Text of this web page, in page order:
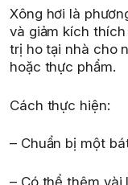
Xông hơi là
và giảm kích
trị ho tại nhà cho
hoặc thực phẩm.
Cách thực hiện:
– Chuẩn bị một
– Có thể thêm vài